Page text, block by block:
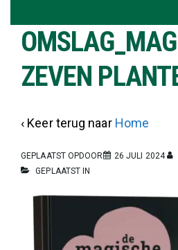
ZEVEN
‹ Keer terug naar Home
GEPLAATST OPDOOR 26 JULI 2024
GEPLAATST IN